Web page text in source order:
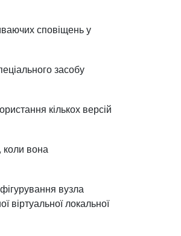
сповіщень у
засобу
кількох версій
коли вона
вузла
віртуальної локальної